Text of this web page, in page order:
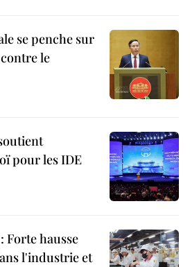
se penche sur
le
pour les IDE
Forte hausse
l'industrie et